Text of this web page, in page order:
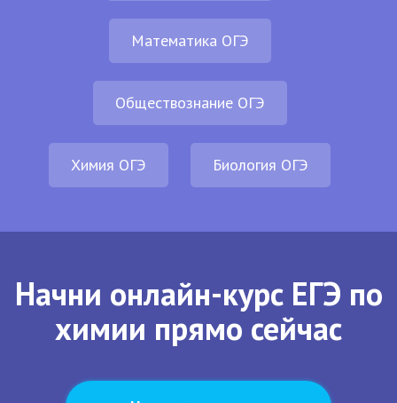
Математика ОГЭ
Обществознание ОГЭ
Химия ОГЭ Биология ОГЭ
Начни онлайн-курс ЕГЭ по
химии прямо сейчас